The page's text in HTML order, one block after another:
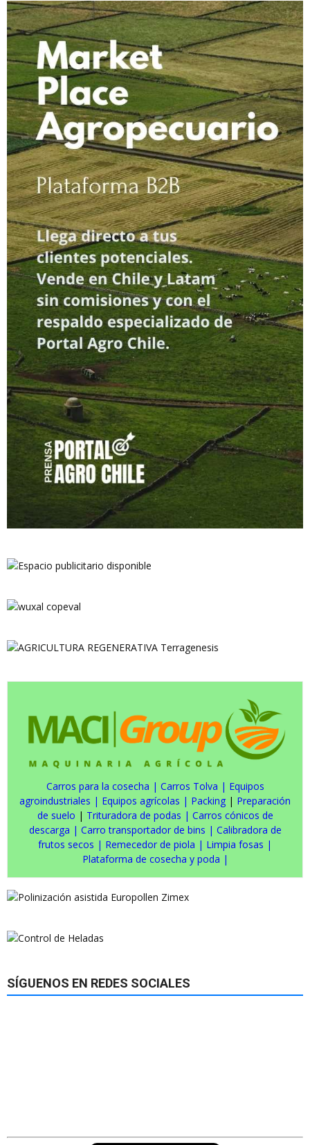
Carros para la cosecha | Carros Tolva | Equipos
agroindustriales | Equipos agrícolas | Packing | Preparación
de suelo | Trituradora de podas | Carros cónicos de
descarga | Carro transportador de bins | Calibradora de
frutos secos | Remecedor de piola | Limpia fosas |
Plataforma de cosecha y poda |
SÍGUENOS EN REDES SOCIALES